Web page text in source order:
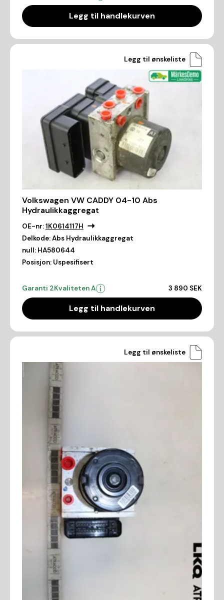
Legg til handlekurven
Legg til ønskeliste
Volkswagen VW CADDY 04-10 Abs
Hydraulikkaggregat
OE-nr:1K0614117H
Delkode:Abs Hydraulikkaggregat
null: HA580644
Posisjon: Uspesifisert
Garanti 2Kvaliteten A 3 890 SEK
Legg til handlekurven
Legg til ønskeliste